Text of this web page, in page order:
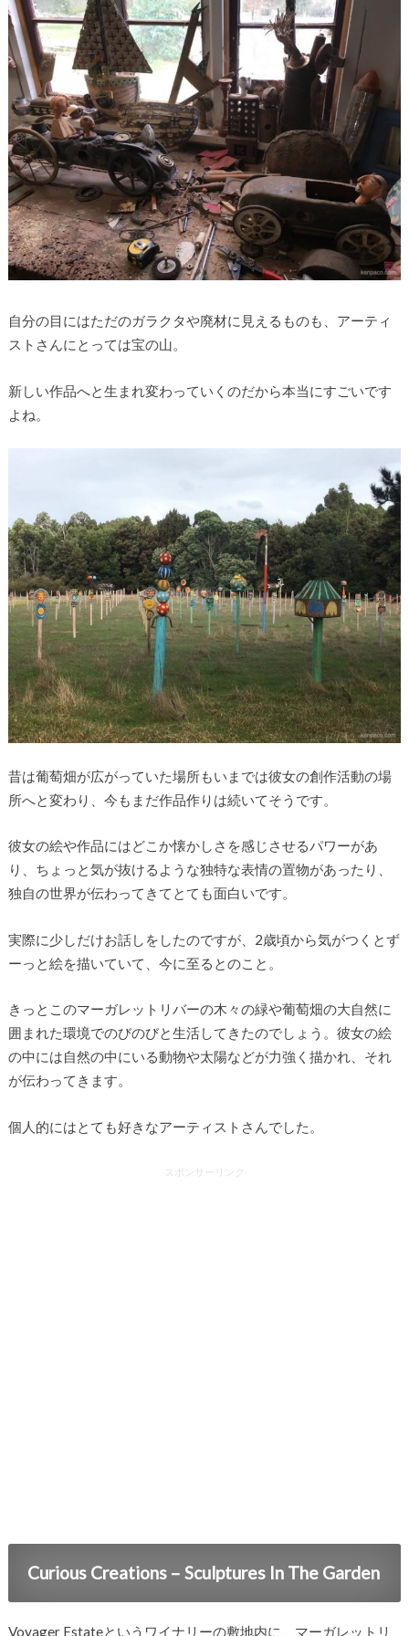
自分の目にはただのガラクタや廃材に見えるものも、アーティ
ストさんにとっては宝の山。
新しい作品へと生まれ変わっていくのだから本当にすごいです
よね。
昔は葡萄畑が広がっていた場所もいまでは彼女の創作活動の場
所へと変わり、今もまだ作品作りは続いてそうです。
彼女の絵や作品にはどこか懐かしさを感じさせるパワーがあ
り、ちょっと気が抜けるような独特な表情の置物があったり、
独自の世界が伝わってきてとても面白いです。
実際に少しだけお話しをしたのですが、2歳頃から気がつくとず
ーっと絵を描いていて、今に至るとのこと。
きっとこのマーガレットリバーの木々の緑や葡萄畑の大自然に
囲まれた環境でのびのびと生活してきたのでしょう。彼女の絵
の中には自然の中にいる動物や太陽などが力強く描かれ、それ
が伝わってきます。
個人的にはとても好きなアーティストさんでした。
スポンサーリンク
Curious Creations – Sculptures In The Garden
Voyager Estateというワイナリーの敷地内に、マーガレットリ